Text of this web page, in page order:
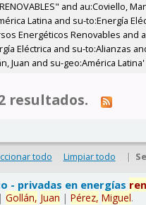
and
Latina and su-to:Energía
Energéticos Renovables and
Eléctrica and su-to:Alianzas
Juan and su-geo:América Latina'
resultados.
todo Limpiar todo |
- privadas en energías
|Gollán, Juan |Pérez, Miguel.